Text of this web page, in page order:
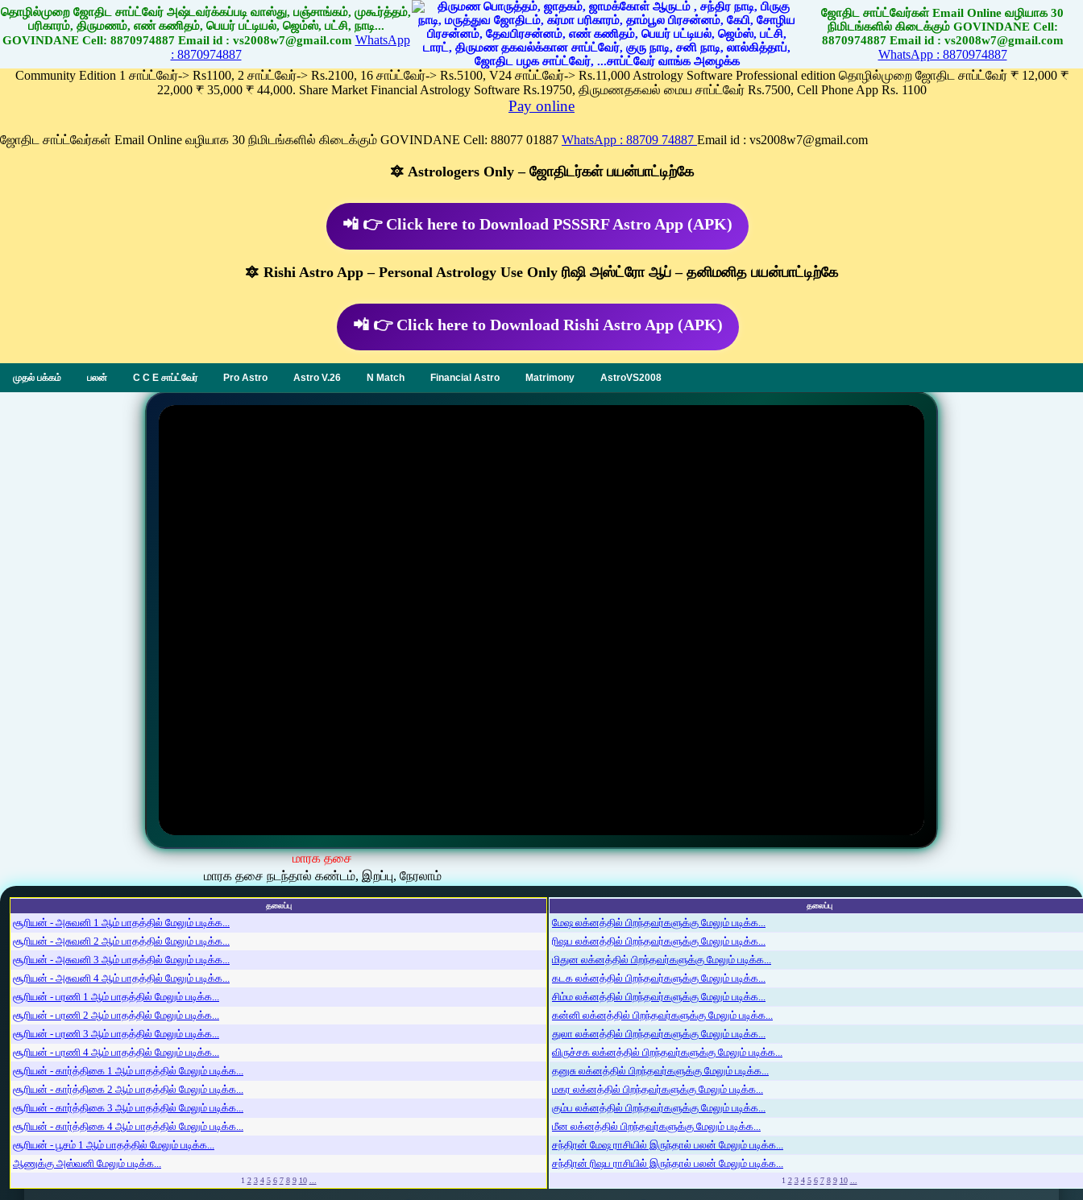
தொழில்முறை ஜோதிட சாப்ட்வேர் அஷ்டவர்க்கப்படி வாஸ்து, பஞ்சாங்கம், முகூர்த்தம்,
பரிகாரம், திருமணம், எண் கணிதம், பெயர் பட்டியல், ஜெம்ஸ், பட்சி, நாடி...
GOVINDANE Cell: 8870974887 Email id : vs2008w7@gmail.com WhatsApp
: 8870974887
ஜோதிட சாப்ட்வேர்கள் Email Online வழியாக 30
நிமிடங்களில் கிடைக்கும் GOVINDANE Cell:
8870974887 Email id : vs2008w7@gmail.com
WhatsApp : 8870974887
Community Edition 1 சாப்ட்வேர்-> Rs1100, 2 சாப்ட்வேர்-> Rs.2100, 16 சாப்ட்வேர்-> Rs.5100, V24 சாப்ட்வேர்-> Rs.11,000 Astrology Software Professional edition தொழில்முறை ஜோதிட சாப்ட்வேர் ₹ 12,000 ₹
22,000 ₹ 35,000 ₹ 44,000. Share Market Financial Astrology Software Rs.19750, திருமணதகவல் மைய சாப்ட்வேர் Rs.7500, Cell Phone App Rs. 1100
Pay online
ஜோதிட சாப்ட்வேர்கள் Email Online வழியாக 30 நிமிடங்களில் கிடைக்கும் GOVINDANE Cell: 88077 01887 WhatsApp : 88709 74887 Email id : vs2008w7@gmail.com
🔯 Astrologers Only – ஜோதிடர்கள் பயன்பாட்டிற்கே
📲 👉 Click here to Download PSSSRF Astro App (APK)
🔯 Rishi Astro App – Personal Astrology Use Only ரிஷி அஸ்ட்ரோ ஆப் – தனிமனித பயன்பாட்டிற்கே
📲 👉 Click here to Download Rishi Astro App (APK)
முதல் பக்கம் பலன் C C E சாப்ட்வேர் Pro Astro Astro V.26 N Match Financial Astro Matrimony AstroVS2008
மாரக தசை
மாரக தசை நடந்தால் கண்டம், இறப்பு, நேரலாம்
தலைப்பு
சூரியன் - அசுவனி 1 ஆம் பாதத்தில் மேலும் படிக்க...
சூரியன் - அசுவனி 2 ஆம் பாதத்தில் மேலும் படிக்க...
சூரியன் - அசுவனி 3 ஆம் பாதத்தில் மேலும் படிக்க...
சூரியன் - அசுவனி 4 ஆம் பாதத்தில் மேலும் படிக்க...
சூரியன் - பரணி 1 ஆம் பாதத்தில் மேலும் படிக்க...
சூரியன் - பரணி 2 ஆம் பாதத்தில் மேலும் படிக்க...
சூரியன் - பரணி 3 ஆம் பாதத்தில் மேலும் படிக்க...
சூரியன் - பரணி 4 ஆம் பாதத்தில் மேலும் படிக்க...
சூரியன் - கார்த்திகை 1 ஆம் பாதத்தில் மேலும் படிக்க...
சூரியன் - கார்த்திகை 2 ஆம் பாதத்தில் மேலும் படிக்க...
சூரியன் - கார்த்திகை 3 ஆம் பாதத்தில் மேலும் படிக்க...
சூரியன் - கார்த்திகை 4 ஆம் பாதத்தில் மேலும் படிக்க...
சூரியன் - பூசம் 1 ஆம் பாதத்தில் மேலும் படிக்க...
ஆணுக்கு அஸ்வனி மேலும் படிக்க...
1 2 3 4 5 6 7 8 9 10 ...
தலைப்பு
மேஷ லக்னத்தில் பிறந்தவர்களுக்கு மேலும் படிக்க...
ரிஷப லக்னத்தில் பிறந்தவர்களுக்கு மேலும் படிக்க...
மிதுன லக்னத்தில் பிறந்தவர்களுக்கு மேலும் படிக்க...
கடக லக்னத்தில் பிறந்தவர்களுக்கு மேலும் படிக்க...
சிம்ம லக்னத்தில் பிறந்தவர்களுக்கு மேலும் படிக்க...
கன்னி லக்னத்தில் பிறந்தவர்களுக்கு மேலும் படிக்க...
துலா லக்னத்தில் பிறந்தவர்களுக்கு மேலும் படிக்க...
விருச்சக லக்னத்தில் பிறந்தவர்களுக்கு மேலும் படிக்க...
தனுசு லக்னத்தில் பிறந்தவர்களுக்கு மேலும் படிக்க...
மகர லக்னத்தில் பிறந்தவர்களுக்கு மேலும் படிக்க...
கும்ப லக்னத்தில் பிறந்தவர்களுக்கு மேலும் படிக்க...
மீன லக்னத்தில் பிறந்தவர்களுக்கு மேலும் படிக்க...
சந்திரன் மேஷ ராசியில் இருந்தால் பலன் மேலும் படிக்க...
சந்திரன் ரிஷப ராசியில் இருந்தால் பலன் மேலும் படிக்க...
1 2 3 4 5 6 7 8 9 10 ...